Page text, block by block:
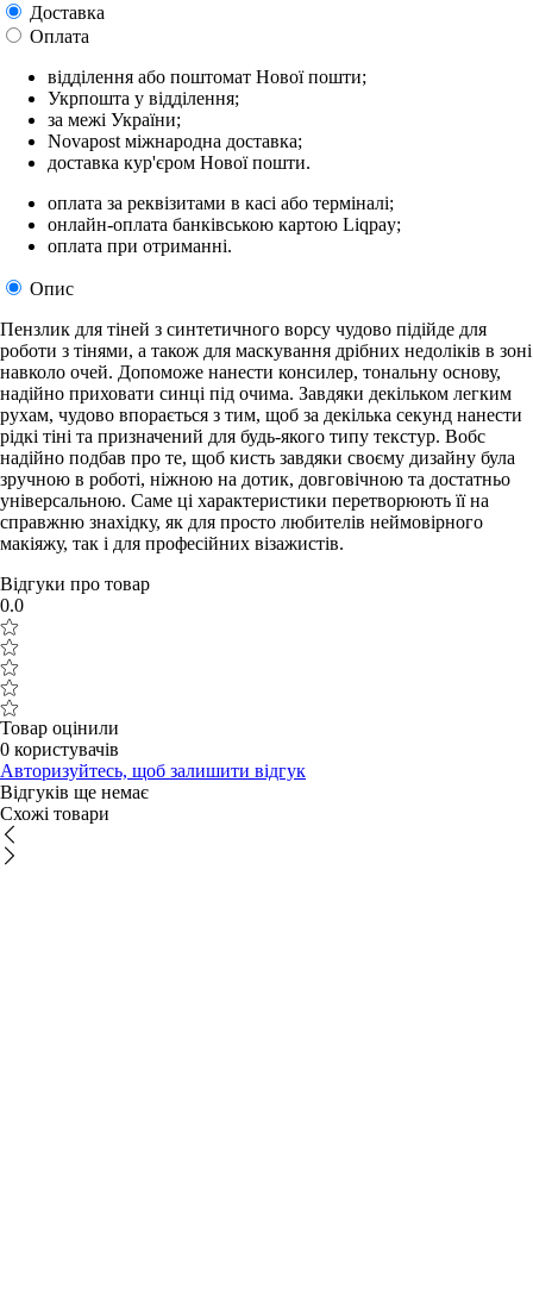
Доставка
Оплата
відділення або поштомат Нової пошти;
Укрпошта у відділення;
за межі України;
Novapost міжнародна доставка;
доставка кур'єром Нової пошти.
оплата за реквізитами в касі або терміналі;
онлайн-оплата банківською картою Liqpay;
оплата при отриманні.
Опис
Пензлик для тіней з синтетичного ворсу чудово підійде для
роботи з тінями, а також для маскування дрібних недоліків в зоні
навколо очей. Допоможе нанести консилер, тональну основу,
надійно приховати синці під очима. Завдяки декільком легким
рухам, чудово впорається з тим, щоб за декілька секунд нанести
рідкі тіні та призначений для будь-якого типу текстур. Вобс
надійно подбав про те, щоб кисть завдяки своєму дизайну була
зручною в роботі, ніжною на дотик, довговічною та достатньо
універсальною. Саме ці характеристики перетворюють її на
справжню знахідку, як для просто любителів неймовірного
макіяжу, так і для професійних візажистів.
Відгуки про товар
0.0
Товар оцінили
0 користувачів
Авторизуйтесь, щоб залишити відгук
Відгуків ще немає
Схожі товари